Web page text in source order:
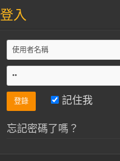
登入
記住我
忘記密碼了嗎？